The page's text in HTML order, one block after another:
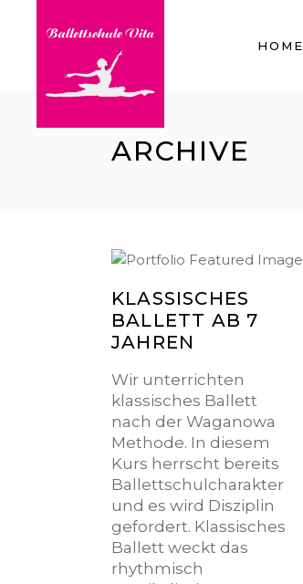
HOME
ARCHIVE
KLASSISCHES
BALLETT AB 7
JAHREN